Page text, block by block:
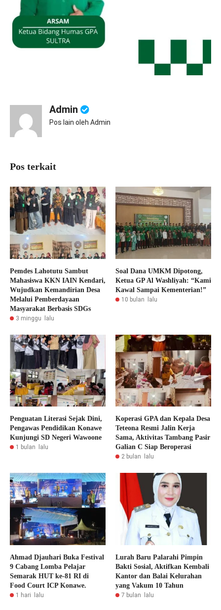
Admin
Pos lain oleh Admin
Pos terkait
Pemdes Lahotutu Sambut
Mahasiswa KKN IAIN Kendari,
Wujudkan Kemandirian Desa
Melalui Pemberdayaan
Masyarakat Berbasis SDGs
3 minggu lalu
Soal Dana UMKM Dipotong,
Ketua GP Al Washliyah: “Kami
Kawal Sampai Kementerian!”
10 bulan lalu
Penguatan Literasi Sejak Dini,
Pengawas Pendidikan Konawe
Kunjungi SD Negeri Wawoone
1 bulan lalu
Koperasi GPA dan Kepala Desa
Teteona Resmi Jalin Kerja
Sama, Aktivitas Tambang Pasir
Galian C Siap Beroperasi
2 bulan lalu
Ahmad Djauhari Buka Festival
9 Cabang Lomba Pelajar
Semarak HUT ke-81 RI di
Food Court ICP Konawe.
1 hari lalu
Lurah Baru Palarahi Pimpin
Bakti Sosial, Aktifkan Kembali
Kantor dan Balai Kelurahan
yang Vakum 10 Tahun
7 bulan lalu